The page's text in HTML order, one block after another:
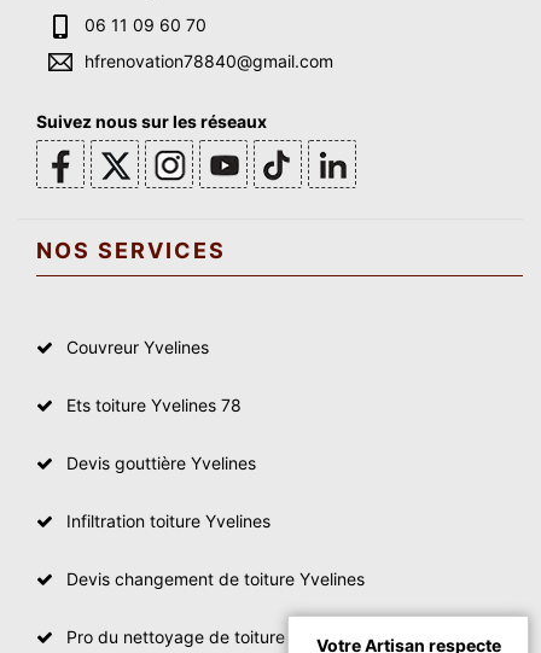
06 11 09 60 70
hfrenovation78840@gmail.com
Suivez nous sur les réseaux
NOS SERVICES
Couvreur Yvelines
Ets toiture Yvelines 78
Devis gouttière Yvelines
Infiltration toiture Yvelines
Devis changement de toiture Yvelines
Pro du nettoyage de toiture Votre Artisan respecte